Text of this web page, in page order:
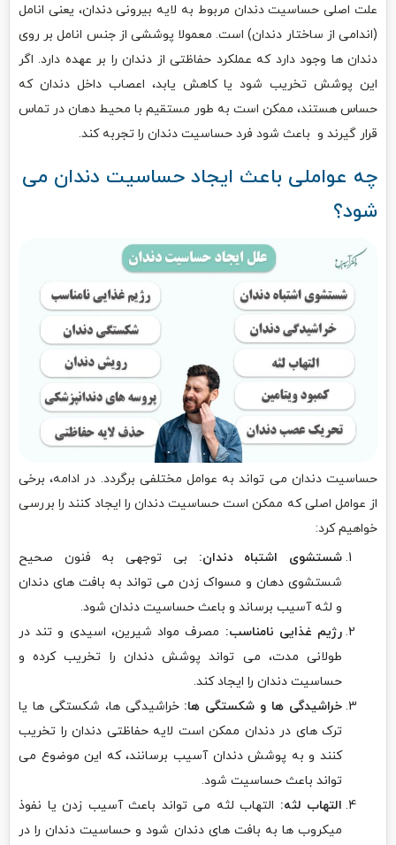
علت اصلی حساسیت دندان مربوط به لایه بیرونی دندان، یعنی انامل
(اندامی از ساختار دندان) است. معمولا پوششی از جنس انامل بر روی
دندان ها وجود دارد که عملکرد حفاظتی از دندان را بر عهده دارد. اگر
این پوشش تخریب شود یا کاهش یابد، اعصاب داخل دندان که
حساس هستند، ممکن است به طور مستقیم با محیط دهان در تماس
قرار گیرند و باعث شود فرد حساسیت دندان را تجربه کند.
چه عواملی باعث ایجاد حساسیت دندان می
شود؟
حساسیت دندان می تواند به عوامل مختلفی برگردد. در ادامه، برخی
از عوامل اصلی که ممکن است حساسیت دندان را ایجاد کنند را بررسی
خواهیم کرد:
شستشوی اشتباه دندان: بی توجهی به فنون صحیح
شستشوی دهان و مسواک زدن می تواند به بافت های دندان
و لثه آسیب برساند و باعث حساسیت دندان شود.
رژیم غذایی نامناسب: مصرف مواد شیرین، اسیدی و تند در
طولانی مدت، می تواند پوشش دندان را تخریب کرده و
حساسیت دندان را ایجاد کند.
خراشیدگی ها و شکستگی ها: خراشیدگی ها، شکستگی ها یا
ترک های در دندان ممکن است لایه حفاظتی دندان را تخریب
کنند و به پوشش دندان آسیب برسانند، که این موضوع می
تواند باعث حساسیت شود.
التهاب لثه: التهاب لثه می تواند باعث آسیب زدن یا نفوذ
میکروب ها به بافت های دندان شود و حساسیت دندان را در